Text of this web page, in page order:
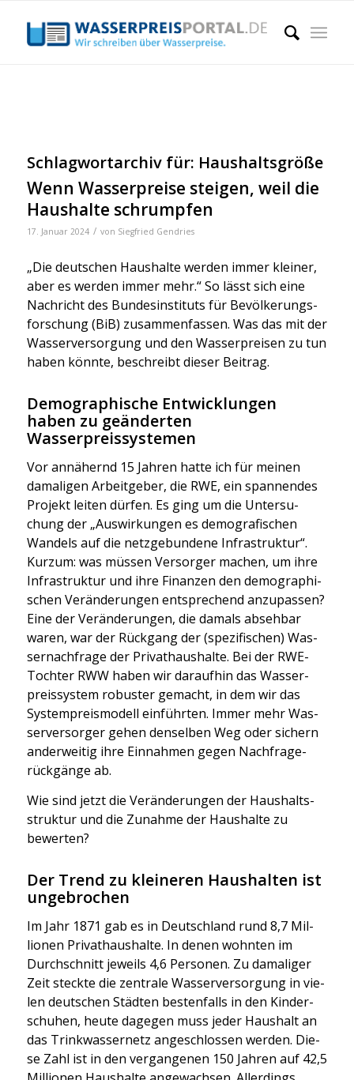
Schlagwortarchiv für: Haushaltsgröße
Wenn Wasserpreise steigen, weil die
Haushalte schrumpfen
17. Januar 2024 / von Siegfried Gendries
„Die deut­schen Haus­hal­te wer­den immer klei­ner,
aber es wer­den immer mehr.“ So lässt sich eine
Nach­richt des Bun­des­in­sti­tuts für Bevöl­ke­rungs­
for­schung (BiB) zusam­men­fas­sen. Was das mit der
Was­ser­ver­sor­gung und den Was­ser­prei­sen zu tun
haben könn­te, beschreibt die­ser Bei­trag.
Demographische Entwicklungen
haben zu geänderten
Wasserpreissystemen
Vor annä­hernd 15 Jah­ren hat­te ich für mei­nen
dama­li­gen Arbeit­ge­ber, die RWE, ein span­nen­des
Pro­jekt lei­ten dür­fen. Es ging um die Unter­su­
chung der „Aus­wir­kun­gen es demo­gra­fi­schen
Wan­dels auf die netz­ge­bun­de­ne Infra­struk­tur“.
Kurz­um: was müs­sen Ver­sor­ger machen, um ihre
Infra­struk­tur und ihre Finan­zen den demo­gra­phi­
schen Ver­än­de­run­gen ent­spre­chend anzu­pas­sen?
Eine der Ver­än­de­run­gen, die damals abseh­bar
waren, war der Rück­gang der (spe­zi­fi­schen) Was­
ser­nach­fra­ge der Pri­vat­haus­hal­te. Bei der RWE-
Toch­ter RWW haben wir dar­auf­hin das Was­ser­
preis­sys­tem robus­ter gemacht, in dem wir das
Sys­tem­preis­mo­dell ein­führ­ten. Immer mehr Was­
ser­ver­sor­ger gehen den­sel­ben Weg oder sichern
ander­wei­tig ihre Ein­nah­men gegen Nach­fra­ge­
rück­gän­ge ab.
Wie sind jetzt die Ver­än­de­run­gen der Haus­halts­
struk­tur und die Zunah­me der Haus­hal­te zu
bewer­ten?
Der Trend zu kleineren Haushalten ist
ungebrochen
Im Jahr 1871 gab es in Deutsch­land rund 8,7 Mil­
lio­nen Pri­vat­haus­hal­te. In denen wohn­ten im
Durch­schnitt jeweils 4,6 Per­so­nen. Zu dama­li­ger
Zeit steck­te die zen­tra­le Was­ser­ver­sor­gung in vie­
len deut­schen Städ­ten bes­ten­falls in den Kin­der­
schu­hen, heu­te dage­gen muss jeder Haus­halt an
das Trink­was­ser­netz ange­schlos­sen wer­den. Die­
se Zahl ist in den ver­gan­ge­nen 150 Jah­ren auf 42,5